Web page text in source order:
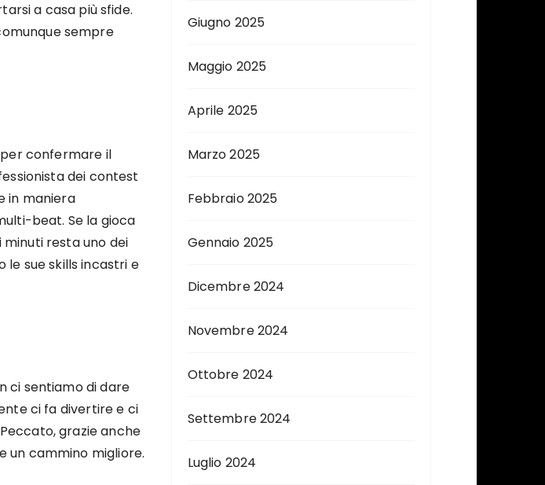
a casa più sfide.
sempre
confermare il
dei contest
in maniera
beat. Se la gioca
resta uno dei
le sue skills incastri e
ci sentiamo di dare
ci fa divertire e ci
grazie anche
un cammino migliore.
Giugno 2025
Maggio 2025
Aprile 2025
Marzo 2025
Febbraio 2025
Gennaio 2025
Dicembre 2024
Novembre 2024
Ottobre 2024
Settembre 2024
Luglio 2024